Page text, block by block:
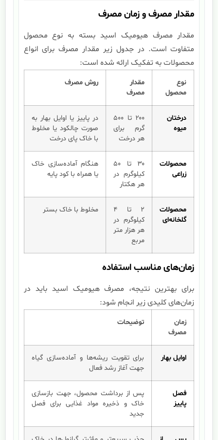
مقدار مصرف و زمان مصرف
مقدار مصرف هیومیک اسید بسته به نوع محصول
متفاوت است. در جدول زیر مقدار مصرف برای انواع
محصولات به تفکیک ارائه شده است:
نوع
محصول
مقدار
مصرف
روش مصرف
درختان
میوه
۲۰۰ تا ۵۰۰
گرم برای
هر درخت
در پاییز یا اوایل بهار به
صورت چالکود یا مخلوط
با خاک پای درخت
محصولات
زراعی
۳۰ تا ۵۰
کیلوگرم در
هر هکتار
هنگام آماده‌سازی خاک
یا همراه با کود پایه
محصولات
گلخانه‌ای
۲ تا ۴
کیلوگرم در
هر هزار متر
مربع
مخلوط با خاک بستر
زمان‌های مناسب استفاده
برای بهترین نتیجه، مصرف هیومیک اسید باید در
زمان‌های کلیدی زیر انجام شود:
زمان
مصرف
توضیحات
اوایل بهار
برای تقویت ریشه‌ها و آماده‌سازی گیاه
جهت آغاز رشد فعال
فصل
پاییز
پس از برداشت محصول، جهت بازسازی
خاک و ذخیره مواد غذایی برای فصل
جدید